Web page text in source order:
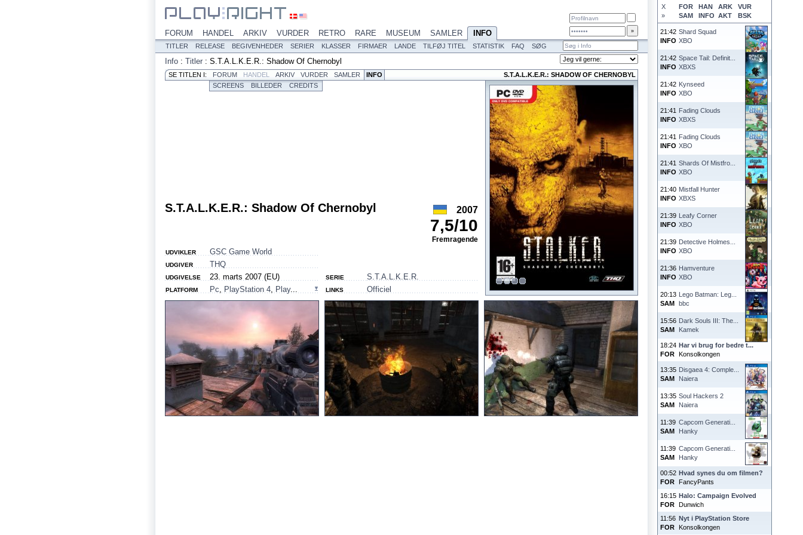
X FOR HAN ARK
VUR
»
SAM INFO AKT BSK
21:42
INFO
Shard Squad
XBO
21:42
INFO
Space Tail: Definit...
XBXS
21:42
INFO
Kynseed
XBO
21:41
INFO
Fading Clouds
XBXS
21:41
INFO
Fading Clouds
XBO
21:41
INFO
Shards Of Mistfro...
XBO
21:40
INFO
Mistfall Hunter
XBXS
21:39
INFO
Leafy Corner
XBO
21:39
INFO
Detective Holmes...
XBO
21:36
INFO
Hamventure
XBO
20:13
SAM
Lego Batman: Leg...
bbc
15:56
SAM
Dark Souls III: The...
Kamek
18:24
FOR
Har vi brug for bedre t...
Konsolkongen
13:35
SAM
Disgaea 4: Comple...
Naiera
13:35
SAM
Soul Hackers 2
Naiera
11:39
SAM
Capcom Generati...
Hanky
11:39
SAM
Capcom Generati...
Hanky
00:52
FOR
Hvad synes du om filmen?
FancyPants
16:15
FOR
Halo: Campaign Evolved
Dunwich
11:56
FOR
Nyt i PlayStation Store
Konsolkongen
FORUM HANDEL ARKIV VURDER RETRO RARE MUSEUM SAMLER INFO
TITLER RELEASE BEGIVENHEDER SERIER KLASSER FIRMAER LANDE TILFØJ TITEL STATISTIK FAQ SØG
Info : Titler : S.T.A.L.K.E.R.: Shadow Of Chernobyl
SE TITLEN I: FORUM HANDEL ARKIV VURDER SAMLER INFO
S.T.A.L.K.E.R.: SHADOW OF CHERNOBYL
SCREENS
BILLEDER CREDITS
S.T.A.L.K.E.R.: Shadow Of Chernobyl 2007
7,5/10
Fremragende
UDVIKLER GSC Game World
UDGIVER THQ
UDGIVELSE 23. marts 2007 (EU)
PLATFORM Pc, PlayStation 4, Play...
SERIE S.T.A.L.K.E.R.
LINKS Officiel